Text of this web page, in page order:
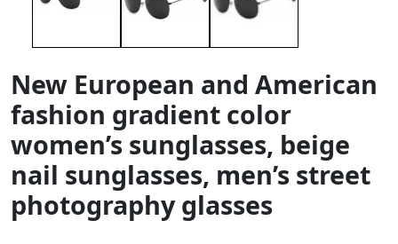
New European and American
fashion gradient color
women’s sunglasses, beige
nail sunglasses, men’s street
photography glasses